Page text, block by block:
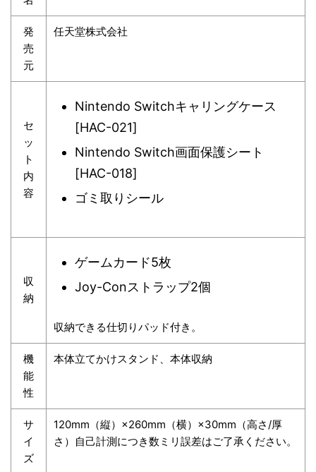
発
売
元
任天堂株式会社
セ
ッ
ト
内
容
Nintendo Switchキャリングケース
[HAC-021]
Nintendo Switch画面保護シート
[HAC-018]
ゴミ取りシール
収
納
ゲームカード5枚
Joy-Conストラップ2個
収納できる仕切りパッド付き。
機
能
性
本体立てかけスタンド、本体収納
サ
イ
ズ
120mm（縦）×260mm（横）×30mm（高さ/厚
さ）自己計測につき数ミリ誤差はご了承ください。